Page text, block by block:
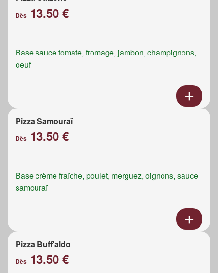
Dès 13.50 €
Base sauce tomate, fromage, jambon, champignons,
oeuf
Pizza Samouraï
Dès 13.50 €
Base crème fraîche, poulet, merguez, oignons, sauce
samouraï
Pizza Buff'aldo
Dès 13.50 €